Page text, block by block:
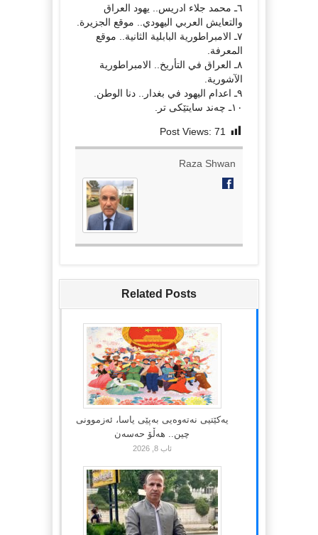
٦ـ محمد جلاء ادریس.. یهود العراق
والتعایش العربي الیهودي.. موقع الجزیرة.
٧ـ الامبراطوریة البابلیة الثانیة.. موقع
المعرفة.
٨ـ العراق في التأریخ.. الامبراطوریة
الآشوریة.
٩ـ اعدام الیهود في بغدار.. دنا الوطن.
١٠ـ چەند سایتێکی تر.
Post Views: 71
Raza Shwan
Related Posts
یەکێتیی نەتەوەیی بەپێی یاسا، ئەزموونی
چین.. هەڵۆ حەسەن
ئاب 8, 2026